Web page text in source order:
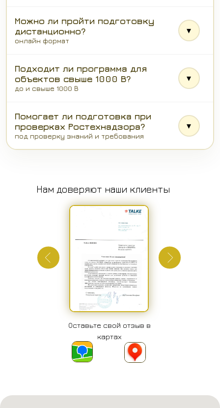
Можно ли пройти подготовку
дистанционно?
онлайн формат
▾
Подходит ли программа для
объектов свыше 1000 В?
до и свыше 1000 В
▾
Помогает ли подготовка при
проверках Ростехнадзора?
под проверку знаний и требования
▾
Нам доверяют наши клиенты
Оставьте свой отзыв в
картах